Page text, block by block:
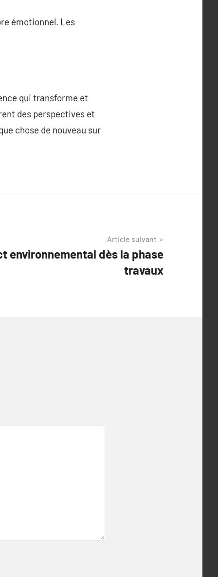
émotionnel. Les
qui transforme et
des perspectives et
chose de nouveau sur
Article suivant
environnemental dès la phase
travaux